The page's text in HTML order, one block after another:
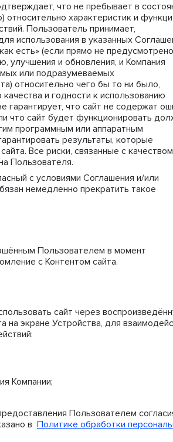
что не пребывает в
характеристик и
Пользователь принимает,
использования в указанных
есть» (если прямо не предусмотрено
улучшения и обновления, и Компания
или подразумеваемых
относительно чего бы то ни было,
и годности к использованию
гарантирует, что сайт не содержат
что сайт будет функционировать
программным или аппаратным
результаты, которые
Все риски, связанные с качеством
Пользователя.
с условиями Соглашения и/или
немедленно прекратить такое
Пользователем в момент
с Контентом сайта.
сайт через
на экране Устройства, для
Компании;
Пользователем
в Политике обработки